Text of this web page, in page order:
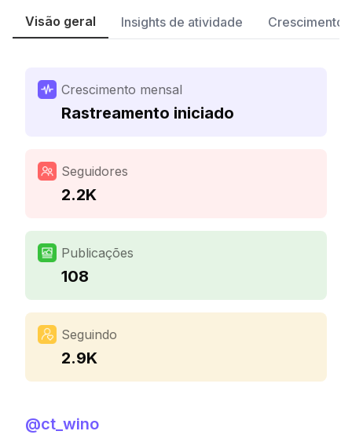
Visão geral Insights de atividade Crescimento
Crescimento mensal
Rastreamento iniciado
Seguidores
2.2K
Publicações
108
Seguindo
2.9K
@ct_wino